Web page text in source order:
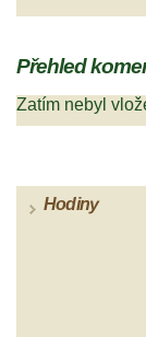
Přehled
Zatím nebyl
Hodiny